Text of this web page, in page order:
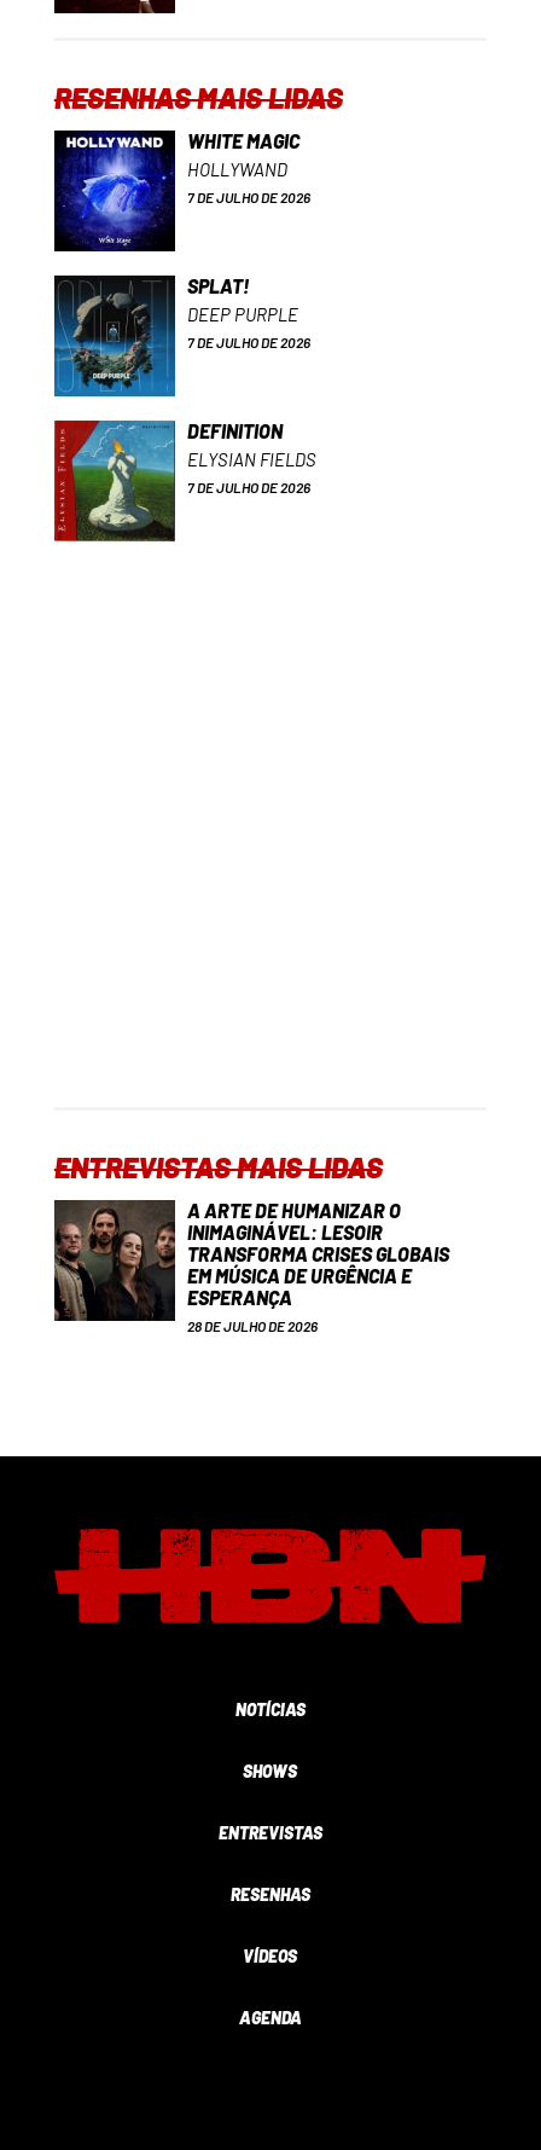
RESENHAS MAIS LIDAS
WHITE MAGIC
HOLLYWAND
7 DE JULHO DE 2026
SPLAT!
DEEP PURPLE
7 DE JULHO DE 2026
DEFINITION
ELYSIAN FIELDS
7 DE JULHO DE 2026
ENTREVISTAS MAIS LIDAS
A ARTE DE HUMANIZAR O
INIMAGINÁVEL: LESOIR
TRANSFORMA CRISES GLOBAIS
EM MÚSICA DE URGÊNCIA E
ESPERANÇA
28 DE JULHO DE 2026
NOTÍCIAS
SHOWS
ENTREVISTAS
RESENHAS
VÍDEOS
AGENDA